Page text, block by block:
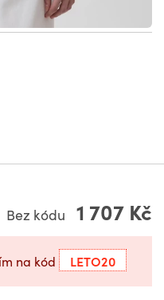
Bez kódu 1 707 Kč
na kód LETO20